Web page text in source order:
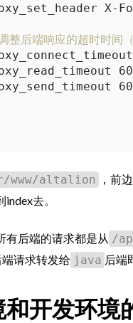
X-
整后端响应的超时时间
www/altalion
，前
去。
有后端的请求都是从 /
请求转发给 java 后端
开发环境